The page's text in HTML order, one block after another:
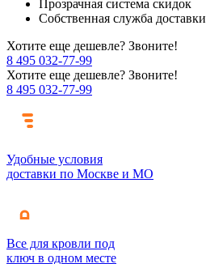
Прозрачная система скидок
Собственная служба доставки
Хотите еще дешевле? Звоните!
8 495 032-77-99
Хотите еще дешевле? Звоните!
8 495 032-77-99
Удобные условия
доставки по Москве и МО
Все для кровли под
ключ в одном месте